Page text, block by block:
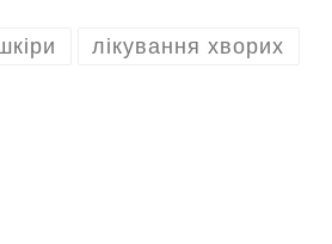
лікування хворих